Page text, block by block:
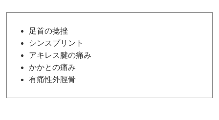
足首の捻挫
シンスプリント
アキレス腱の痛み
かかとの痛み
有痛性外脛骨